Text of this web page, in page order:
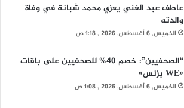
عاطف عبد الغني يعزي محمد شبانة في وفاة
والدته
الخميس, 6 أغسطس, 2026 , 1:18 ص
“الصحفيين”: خصم 40% للصحفيين على باقات
«WE بزنس»
الخميس, 6 أغسطس, 2026 , 1:08 ص